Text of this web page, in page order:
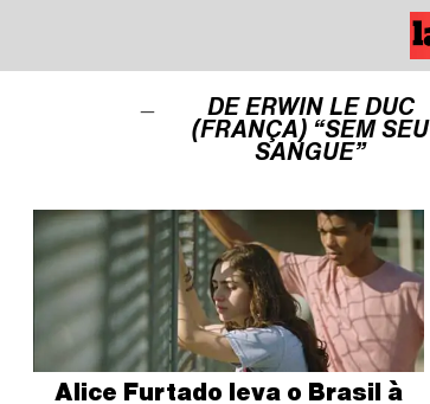
DE ERWIN LE DUC
(FRANÇA) “SEM SEU
SANGUE”
Alice Furtado leva o Brasil à